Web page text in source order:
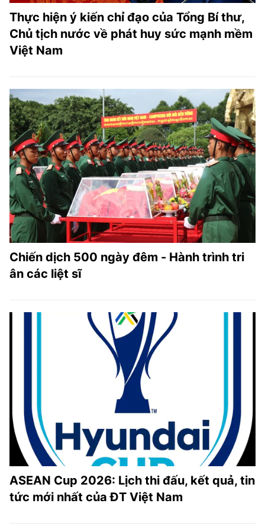
Thực hiện ý kiến chỉ đạo của Tổng Bí thư,
Chủ tịch nước về phát huy sức mạnh mềm
Việt Nam
Chiến dịch 500 ngày đêm - Hành trình tri
ân các liệt sĩ
ASEAN Cup 2026: Lịch thi đấu, kết quả, tin
tức mới nhất của ĐT Việt Nam